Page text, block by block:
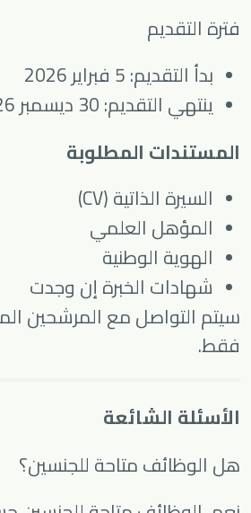
فترة التقديم
بدأ التقديم: 5 فبراير 2026
ينتهي التقديم: 30 ديسمبر 2026
المستندات المطلوبة
السيرة الذاتية (CV)
المؤهل العلمي
الهوية الوطنية
شهادات الخبرة إن وجدت
سيتم التواصل مع المرشحين
فقط.
الأسئلة الشائعة
هل الوظائف متاحة للجنسين؟